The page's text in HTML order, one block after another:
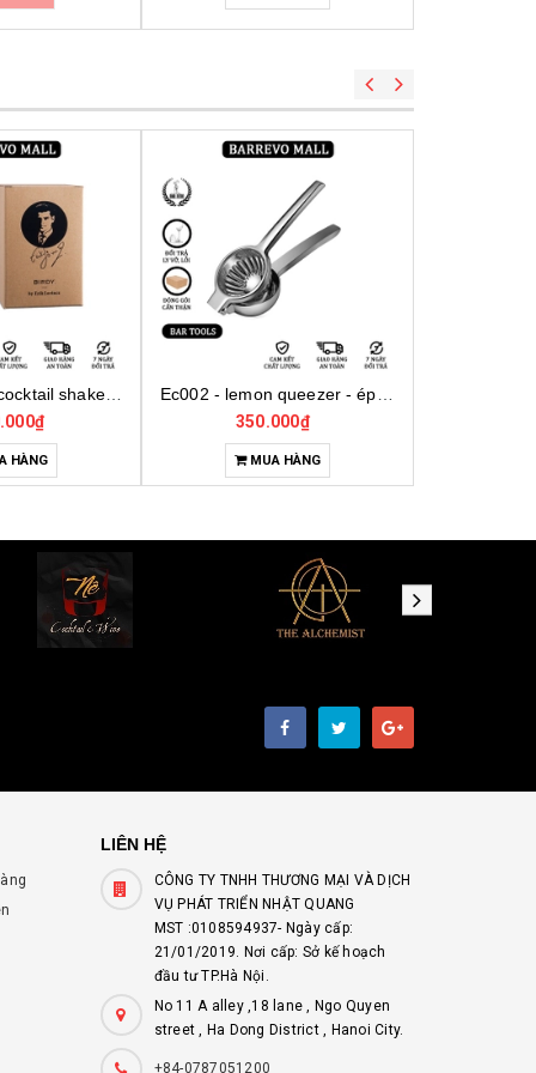
Ec002 - lemon queezer - ép chanh inox cỡ trung
HÀNG
380.000₫
MUA HÀNG
LIÊN HỆ
CÔNG TY TNHH THƯƠNG MẠI VÀ DỊCH
VỤ PHÁT TRIỂN NHẬT QUANG
MST :0108594937- Ngày cấp:
21/01/2019. Nơi cấp: Sở kế hoạch
đầu tư TP.Hà Nội.
No 11 A alley ,18 lane , Ngo Quyen
street , Ha Dong District , Hanoi City.
+84-0787051200